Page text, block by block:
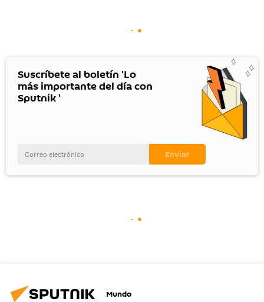
Suscríbete al boletín 'Lo
más importante del día con
Sputnik '
Mundo